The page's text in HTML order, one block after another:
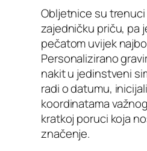
Obljetnice su trenuci
zajedničku priču, pa
pečatom uvijek
Personalizirano
nakit u jedinstveni
radi o datumu,
koordinatama
kratkoj poruci koja
značenje.